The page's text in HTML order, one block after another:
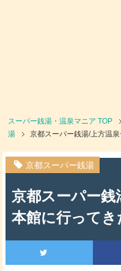
スーパー銭湯・温泉マニア TOP
湯
京都スーパー銭湯/上方温
京都スーパー銭湯
京都スーパー銭
本館に行ってき